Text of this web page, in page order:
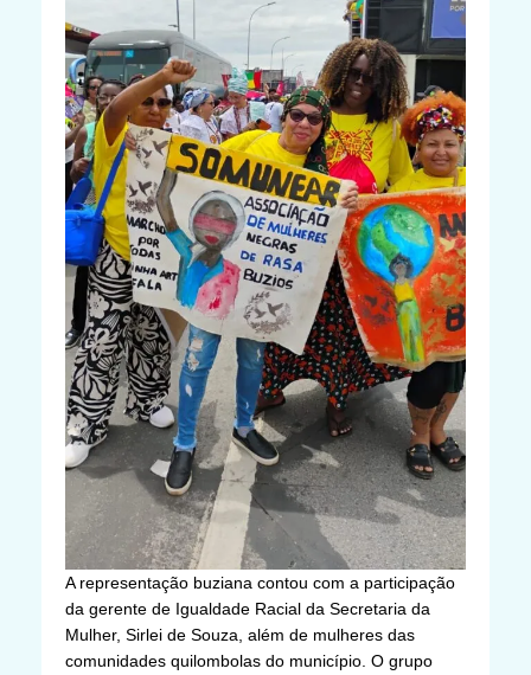
A representação buziana contou com a participação
da gerente de Igualdade Racial da Secretaria da
Mulher, Sirlei de Souza, além de mulheres das
comunidades quilombolas do município. O grupo